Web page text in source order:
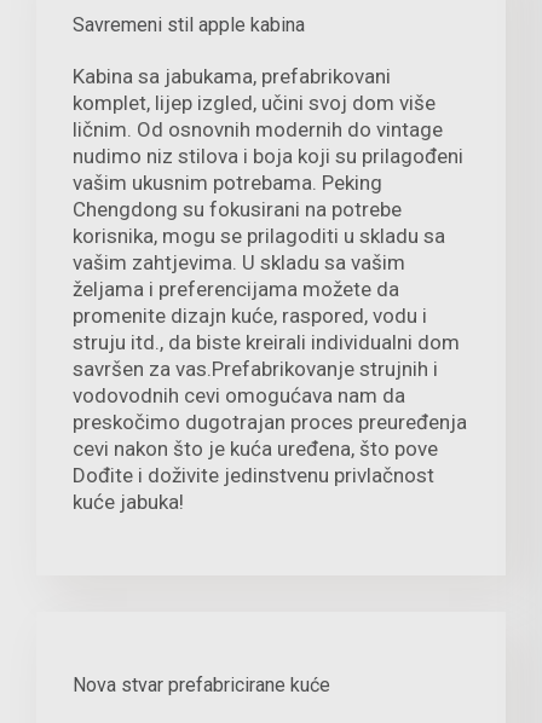
Savremeni stil apple kabina
Kabina sa jabukama, prefabrikovani
komplet, lijep izgled, učini svoj dom više
ličnim. Od osnovnih modernih do vintage
nudimo niz stilova i boja koji su prilagođeni
vašim ukusnim potrebama. Peking
Chengdong su fokusirani na potrebe
korisnika, mogu se prilagoditi u skladu sa
vašim zahtjevima. U skladu sa vašim
željama i preferencijama možete da
promenite dizajn kuće, raspored, vodu i
struju itd., da biste kreirali individualni dom
savršen za vas.Prefabrikovanje strujnih i
vodovodnih cevi omogućava nam da
preskočimo dugotrajan proces preuređenja
cevi nakon što je kuća uređena, što pove
Dođite i doživite jedinstvenu privlačnost
kuće jabuka!
Nova stvar prefabricirane kuće